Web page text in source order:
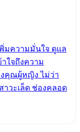
มความมั่นใจ ดูแล
ใจถึงความ
งคุณผู้หญิง ไม่ว่า
วะเล็ด ช่องคลอด